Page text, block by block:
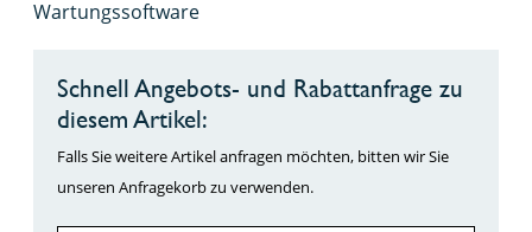
Wartungssoftware
Schnell Angebots- und Rabattanfrage zu
diesem Artikel:
Falls Sie weitere Artikel anfragen möchten, bitten wir Sie
unseren Anfragekorb zu verwenden.